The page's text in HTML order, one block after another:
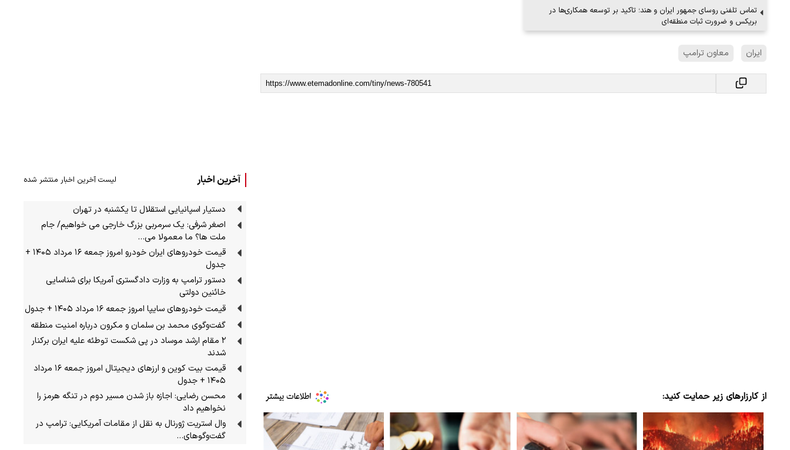
تماس تلفنی روسای جمهور ایران و هند؛ تاکید بر توسعه همکاری‌ها در
بریکس و ضرورت ثبات منطقه‌ای
ایران معاون ترامپ
از کارزارهای زیر حمایت کنید:
آخرین اخبار لیست آخرین اخبار منتشر شده
دستیار اسپانیایی استقلال تا یکشنبه در تهران
اصغر شرفی: یک سرمربی بزرگ خارجی می خواهیم/ جام
ملت ها؟ ما معمولا می…
قیمت خودرو‌های ایران خودرو امروز جمعه ۱۶ مرداد ۱۴۰۵ +
جدول
دستور ترامپ به وزارت دادگستری آمریکا برای شناسایی
خائنین دولتی
قیمت خودرو‌های سایپا امروز جمعه ۱۶ مرداد ۱۴۰۵ + جدول
گفت‌وگوی محمد بن سلمان و مکرون درباره امنیت منطقه
۲ مقام‌ ارشد موساد در پی شکست توطئه علیه ایران برکنار
شدند
قیمت بیت کوین و ارز‌های دیجیتال امروز جمعه ۱۶ مرداد
۱۴۰۵ + جدول
محسن رضایی: اجازه باز شدن مسیر دوم در تنگه هرمز را
نخواهیم داد
وال استریت ژورنال به نقل از مقامات آمریکایی: ترامپ در
گفت‌وگوهای…